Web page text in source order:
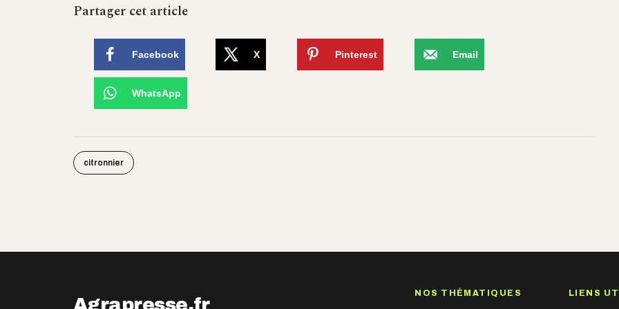
Partager cet article
Facebook X Pinterest Email
WhatsApp
citronnier
NOS THÉMATIQUES LIENS